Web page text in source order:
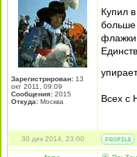
Зарегистрирован: 13
окт 2011, 09:09
Сообщения: 2015
Откуда: Москва
Купил
больше
флажки
Всех с
30 дек 2014, 23:00